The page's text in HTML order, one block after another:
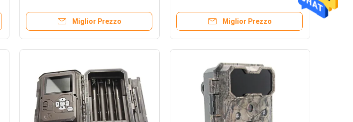
Miglior Prezzo
fotografiche di caccia dello
schermo HD
Miglior Prezzo